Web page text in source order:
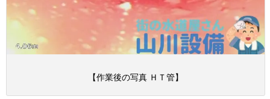
【作業後の写真 ＨＴ管】